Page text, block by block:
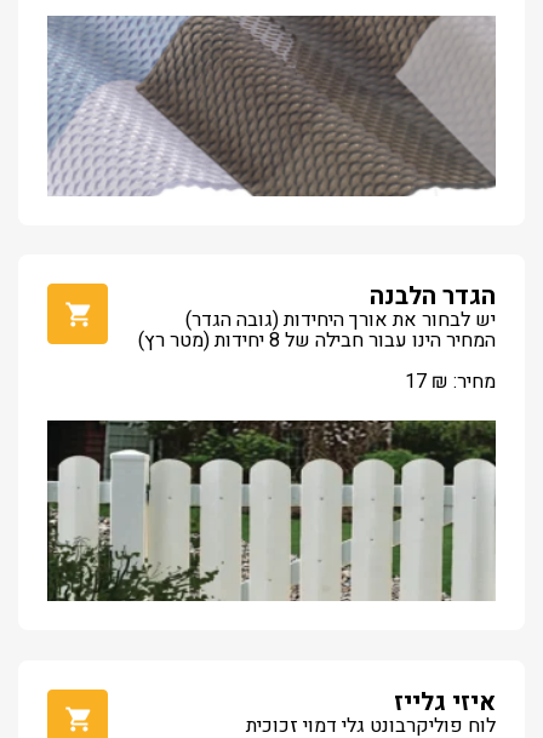
הגדר הלבנה
יש לבחור את אורך היחידות (גובה הגדר)
המחיר הינו עבור חבילה של 8 יחידות (מטר רץ)
מחיר:
17 ₪
איזי גלייז
לוח פוליקרבונט גלי דמוי זכוכית